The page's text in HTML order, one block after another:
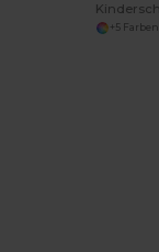
+5 Farben